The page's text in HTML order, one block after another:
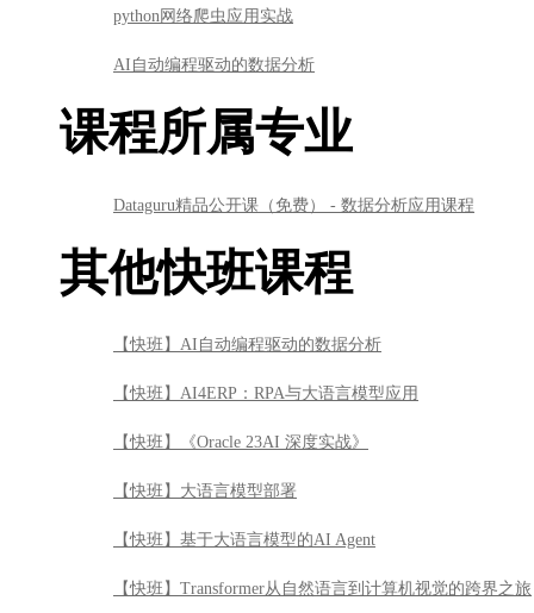
python网络爬虫应用实战
AI自动编程驱动的数据分析
课程所属专业
Dataguru精品公开课（免费） - 数据分析应用课程
其他快班课程
【快班】AI自动编程驱动的数据分析
【快班】AI4ERP：RPA与大语言模型应用
【快班】《Oracle 23AI 深度实战》
【快班】大语言模型部署
【快班】基于大语言模型的AI Agent
【快班】Transformer从自然语言到计算机视觉的跨界之旅